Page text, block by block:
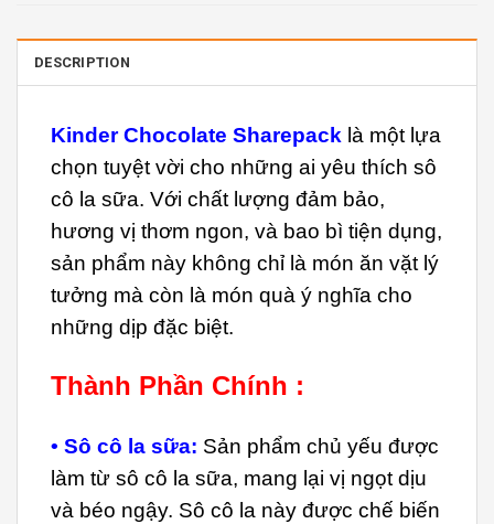
DESCRIPTION
Kinder Chocolate Sharepack là một lựa
chọn tuyệt vời cho những ai yêu thích sô
cô la sữa. Với chất lượng đảm bảo,
hương vị thơm ngon, và bao bì tiện dụng,
sản phẩm này không chỉ là món ăn vặt lý
tưởng mà còn là món quà ý nghĩa cho
những dịp đặc biệt.
Thành Phần Chính :
• Sô cô la sữa: Sản phẩm chủ yếu được
làm từ sô cô la sữa, mang lại vị ngọt dịu
và béo ngậy. Sô cô la này được chế biến